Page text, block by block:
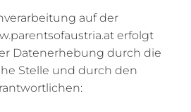
auf der
erfolgt
Datenerhebung durch die
Stelle und durch den